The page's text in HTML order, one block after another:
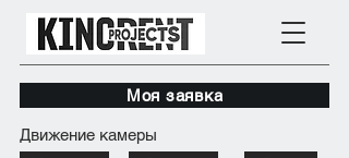
Моя заявка
Движение камеры